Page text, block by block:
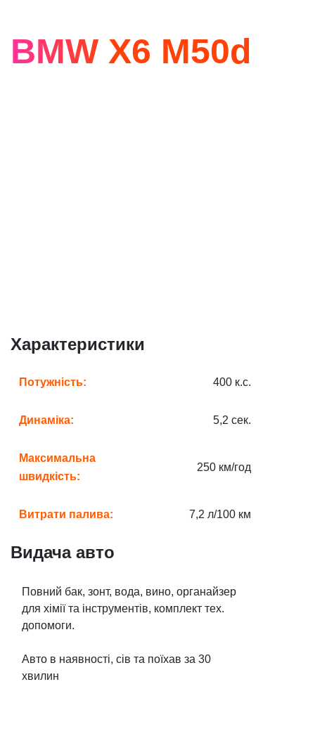
BMW X6 M50d
Характеристики
Потужність: 400 к.с.
Динаміка: 5,2 сек.
Максимальна
швидкість:
250 км/год
Витрати палива: 7,2 л/100 км
Видача авто
Повний бак, зонт, вода, вино, органайзер
для хімії та інструментів, комплект тех.
допомоги.
Авто в наявності, сів та поїхав за 30
хвилин